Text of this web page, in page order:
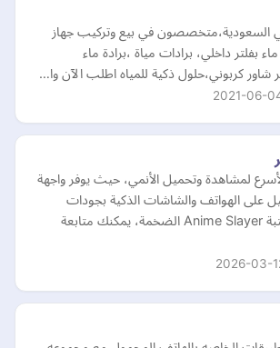
في السعودية،متخصصون في بيع وتركيب جهاز
بفلتر داخلي، برادات مياة ،برادة ماء
شاور كربوني،حلول ذكية للمياه اطلب الآن وا…
2021-06-
لمشاهدة وتحميل الأنمي، حيث يوفر واجهة
على الهواتف والشاشات الذكية بجودات
متعددة. بفضل مكتبة Anime Slayer الضخمة، يمكنك متابعة
2026-03-